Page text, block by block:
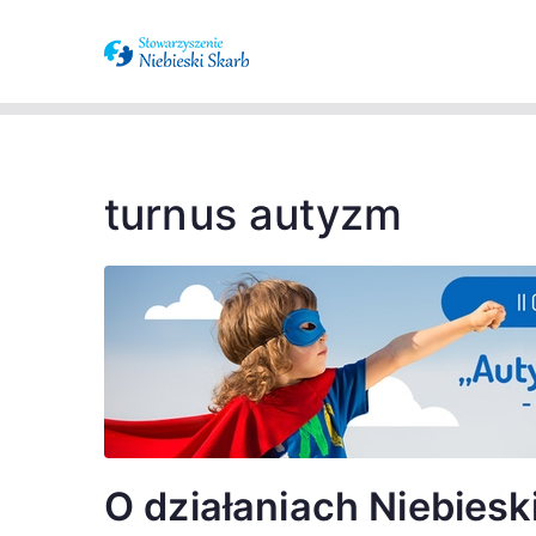
Wspieramy osoby z
turnus autyzm
O działaniach